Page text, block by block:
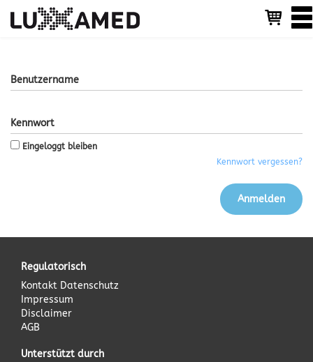
T
o
i
i
o
Benutzername
Kennwort
Eingeloggt bleiben
Kennwort vergessen?
Regulatorisch
Kontakt Datenschutz
Impressum
Disclaimer
AGB
Unterstützt durch